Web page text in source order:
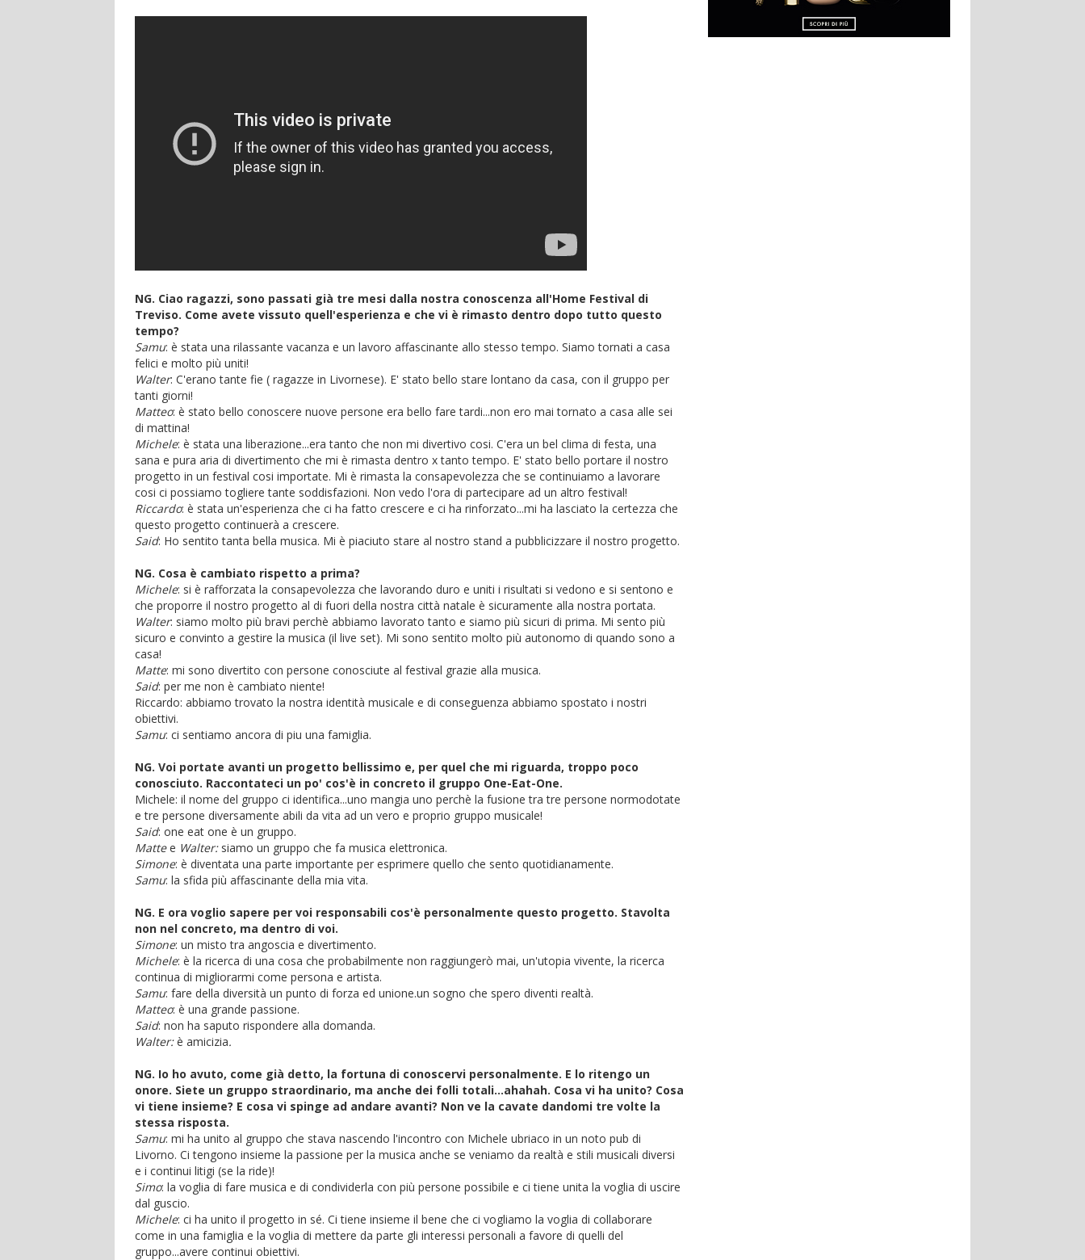
NG. Ciao ragazzi, sono passati già tre mesi dalla nostra conoscenza all'Home Festival di
Treviso. Come avete vissuto quell'esperienza e che vi è rimasto dentro dopo tutto questo
tempo?
Samu: è stata una rilassante vacanza e un lavoro affascinante allo stesso tempo. Siamo tornati a casa
felici e molto più uniti!
Walter: C'erano tante fie ( ragazze in Livornese). E' stato bello stare lontano da casa, con il gruppo per
tanti giorni!
Matteo: è stato bello conoscere nuove persone era bello fare tardi...non ero mai tornato a casa alle sei
di mattina!
Michele: è stata una liberazione...era tanto che non mi divertivo cosi. C'era un bel clima di festa, una
sana e pura aria di divertimento che mi è rimasta dentro x tanto tempo. E' stato bello portare il nostro
progetto in un festival cosi importate. Mi è rimasta la consapevolezza che se continuiamo a lavorare
cosi ci possiamo togliere tante soddisfazioni. Non vedo l'ora di partecipare ad un altro festival!
Riccardo: è stata un'esperienza che ci ha fatto crescere e ci ha rinforzato...mi ha lasciato la certezza che
questo progetto continuerà a crescere.
Said: Ho sentito tanta bella musica. Mi è piaciuto stare al nostro stand a pubblicizzare il nostro progetto.
NG. Cosa è cambiato rispetto a prima?
Michele: si è rafforzata la consapevolezza che lavorando duro e uniti i risultati si vedono e si sentono e
che proporre il nostro progetto al di fuori della nostra città natale è sicuramente alla nostra portata.
Walter: siamo molto più bravi perchè abbiamo lavorato tanto e siamo più sicuri di prima. Mi sento più
sicuro e convinto a gestire la musica (il live set). Mi sono sentito molto più autonomo di quando sono a
casa!
Matte: mi sono divertito con persone conosciute al festival grazie alla musica.
Said: per me non è cambiato niente!
Riccardo: abbiamo trovato la nostra identità musicale e di conseguenza abbiamo spostato i nostri
obiettivi.
Samu: ci sentiamo ancora di piu una famiglia.
NG. Voi portate avanti un progetto bellissimo e, per quel che mi riguarda, troppo poco
conosciuto. Raccontateci un po' cos'è in concreto il gruppo One-Eat-One.
Michele: il nome del gruppo ci identifica...uno mangia uno perchè la fusione tra tre persone normodotate
e tre persone diversamente abili da vita ad un vero e proprio gruppo musicale!
Said: one eat one è un gruppo.
Mattee Walter: siamo un gruppo che fa musica elettronica.
Simone: è diventata una parte importante per esprimere quello che sento quotidianamente.
Samu: la sfida più affascinante della mia vita.
NG. E ora voglio sapere per voi responsabili cos'è personalmente questo progetto. Stavolta
non nel concreto, ma dentro di voi.
Simone: un misto tra angoscia e divertimento.
Michele: è la ricerca di una cosa che probabilmente non raggiungerò mai, un'utopia vivente, la ricerca
continua di migliorarmi come persona e artista.
Samu: fare della diversità un punto di forza ed unione.un sogno che spero diventi realtà.
Matteo: è una grande passione.
Said: non ha saputo rispondere alla domanda.
Walter:è amicizia.
NG. Io ho avuto, come già detto, la fortuna di conoscervi personalmente. E lo ritengo un
onore. Siete un gruppo straordinario, ma anche dei folli totali...ahahah. Cosa vi ha unito? Cosa
vi tiene insieme? E cosa vi spinge ad andare avanti? Non ve la cavate dandomi tre volte la
stessa risposta.
Samu: mi ha unito al gruppo che stava nascendo l'incontro con Michele ubriaco in un noto pub di
Livorno. Ci tengono insieme la passione per la musica anche se veniamo da realtà e stili musicali diversi
e i continui litigi (se la ride)!
Simo: la voglia di fare musica e di condividerla con più persone possibile e ci tiene unita la voglia di uscire
dal guscio.
Michele: ci ha unito il progetto in sé. Ci tiene insieme il bene che ci vogliamo la voglia di collaborare
come in una famiglia e la voglia di mettere da parte gli interessi personali a favore di quelli del
gruppo...avere continui obiettivi.